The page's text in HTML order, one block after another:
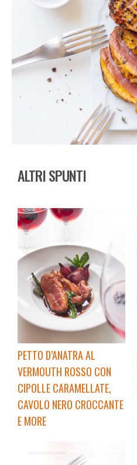
ALTRI SPUNTI
PETTO D’ANATRA AL
VERMOUTH ROSSO CON
CIPOLLE CARAMELLATE,
CAVOLO NERO CROCCANTE
E MORE